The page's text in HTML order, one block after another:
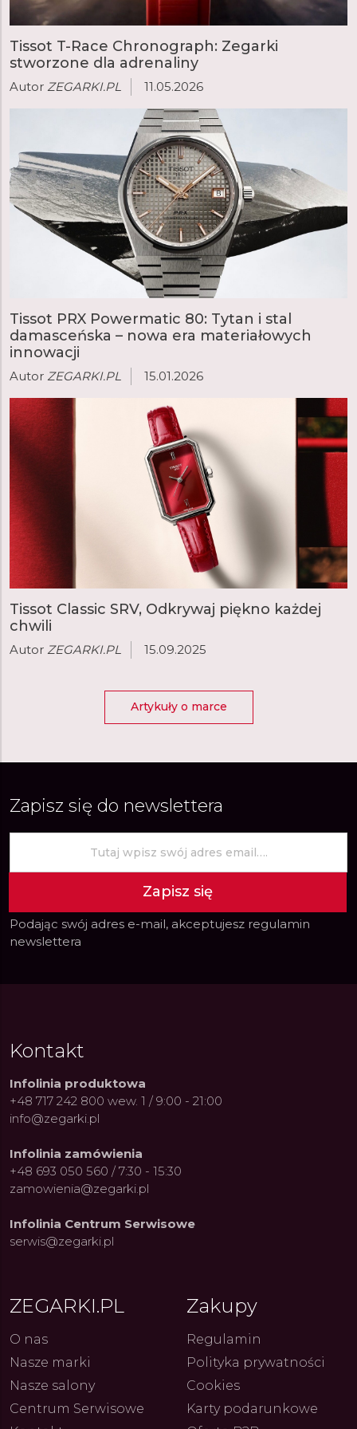
27.07.2026 ZEGARKI.PL
Tissot T-Race Chronograph: Zegarki
stworzone dla adrenaliny
Autor ZEGARKI.PL 11.05.2026
Tissot PRX Powermatic 80: Tytan i stal
damasceńska – nowa era materiałowych
innowacji
Autor ZEGARKI.PL 15.01.2026
Tissot Classic SRV, Odkrywaj piękno każdej
chwili
Autor ZEGARKI.PL 15.09.2025
Artykuły o marce
Zapisz się do newslettera
Zapisz się
Podając swój adres e-mail, akceptujesz regulamin
newslettera
Kontakt
Infolinia produktowa
+48 717 242 800 wew. 1 / 9:00 - 21:00
info@zegarki.pl
Infolinia zamówienia
+48 693 050 560 / 7:30 - 15:30
zamowienia@zegarki.pl
Infolinia Centrum Serwisowe
serwis@zegarki.pl
ZEGARKI.PL
O nas
Nasze marki
Nasze salony
Centrum Serwisowe
Zakupy
Regulamin
Polityka prywatności
Cookies
Karty podarunkowe